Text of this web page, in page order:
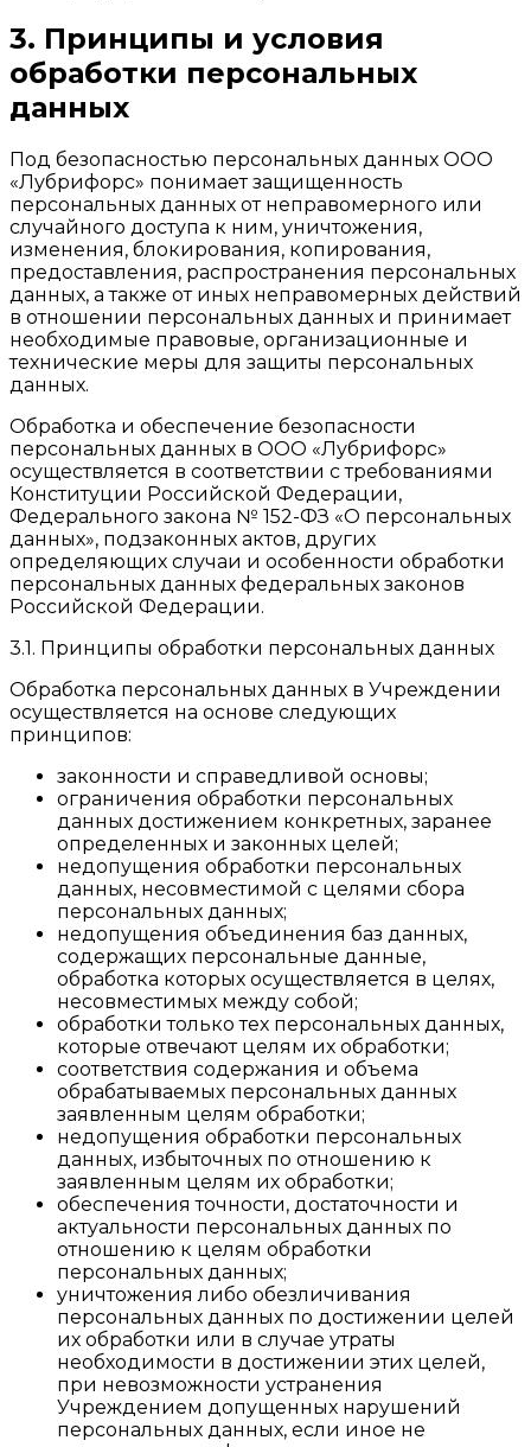
3. Принципы и условия
обработки персональных
данных
Под безопасностью персональных данных ООО
«Лубрифорс» понимает защищенность
персональных данных от неправомерного или
случайного доступа к ним, уничтожения,
изменения, блокирования, копирования,
предоставления, распространения персональных
данных, а также от иных неправомерных действий
в отношении персональных данных и принимает
необходимые правовые, организационные и
технические меры для защиты персональных
данных.
Обработка и обеспечение безопасности
персональных данных в ООО «Лубрифорс»
осуществляется в соответствии с требованиями
Конституции Российской Федерации,
Федерального закона № 152-ФЗ «О персональных
данных», подзаконных актов, других
определяющих случаи и особенности обработки
персональных данных федеральных законов
Российской Федерации.
3.1. Принципы обработки персональных данных
Обработка персональных данных в Учреждении
осуществляется на основе следующих
принципов:
законности и справедливой основы;
ограничения обработки персональных
данных достижением конкретных, заранее
определенных и законных целей;
недопущения обработки персональных
данных, несовместимой с целями сбора
персональных данных;
недопущения объединения баз данных,
содержащих персональные данные,
обработка которых осуществляется в целях,
несовместимых между собой;
обработки только тех персональных данных,
которые отвечают целям их обработки;
соответствия содержания и объема
обрабатываемых персональных данных
заявленным целям обработки;
недопущения обработки персональных
данных, избыточных по отношению к
заявленным целям их обработки;
обеспечения точности, достаточности и
актуальности персональных данных по
отношению к целям обработки
персональных данных;
уничтожения либо обезличивания
персональных данных по достижении целей
их обработки или в случае утраты
необходимости в достижении этих целей,
при невозможности устранения
Учреждением допущенных нарушений
персональных данных, если иное не